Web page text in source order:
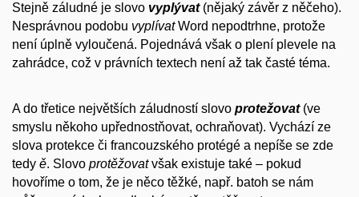
Stejně záludné je slovo vyplývat(nějaký závěr z něčeho).
Nesprávnou podobu vyplívatWord nepodtrhne, protože
není úplně vyloučená. Pojednává však o plení plevele na
zahrádce, což v právních textech není až tak časté téma.
A do třetice největších záludností slovo protežovat (ve
smyslu někoho upřednostňovat, ochraňovat). Vychází ze
slova protekce či francouzského protégé a nepíše se zde
tedy ě. Slovo protěžovatvšak existuje také – pokud
hovoříme o tom, že je něco těžké, např. batoh se nám